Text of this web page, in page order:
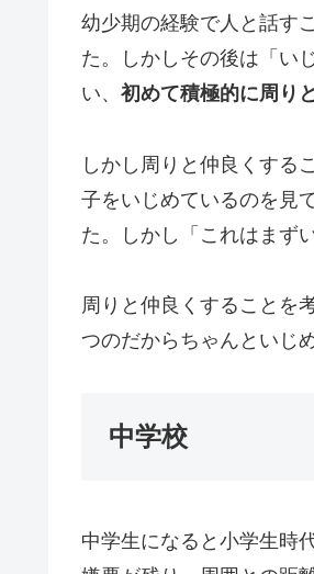
幼少期の経験で人と話す
た。しかしその後は「い
い、 初めて積極的に周り
しかし周りと仲良くする
子をいじめているのを見
た。しかし「これはまず
周りと仲良くすることを
つのだからちゃんといじ
中学校
中学生になると小学生時